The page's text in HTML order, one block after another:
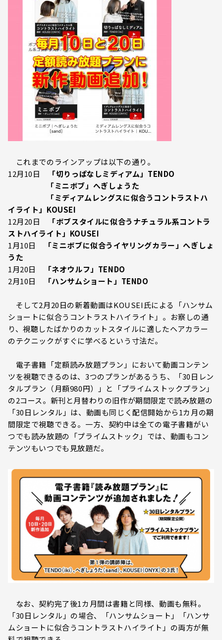
これまでのラインアップは以下の通り。
12月10日
「切りっぱなしミディアム」TENDO
「ミニボブ」へぎしょうた
「ミディアムレングスに似合うコントラストハ
イライト」KOUSEI
12月20日
「ボブスタイルに似合うナチュラル系コントラ
ストハイライト」KOUSEI
1月10日
「ミニボブに似合うイヤリングカラー」へぎしょ
うた
1月20日
「ネオウルフ」TENDO
2月10日
「ハンサムショート」TENDO
そして2月20日の新着動画はKOUSEI氏による「ハンサム
ショートに似合うコントラストハイライト」。お察しの通
り、視聴したばかりのカットスタイルに適したヘアカラー
のテクニックがすぐに学べるという寸法だ。
電子書籍「定額読み放題プラン」において動画コンテン
ツを視聴できるのは、3つのプランがあるうち、「30日レン
タルプラン（月額980円）」と「プライムストックプラン」
の2コース。新刊と月替わりの旧作が期間限定で読み放題の
「30日レンタル」は、動画も同じく配信開始から1カ月の期
間限定で視聴できる。一方、契約中は全ての電子書籍がい
つでも読み放題の「プライムストック」では、動画もコン
テンツもいつでも見放題だ。
なお、契約完了後1カ月間は書籍と同様、動画も無料。
「30日レンタル」の場合、「ハンサムショート」「ハンサ
ムショートに似合うコントラストハイライト」の両方が無